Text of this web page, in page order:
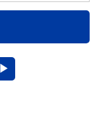
適に過ごすためのポイ
▶